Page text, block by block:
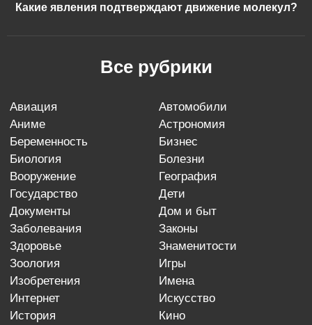
Какие явления подтверждают движение молекул?
Все рубрики
авиация
автомобили
аниме
астрономия
беременность
бизнес
биология
болезни
вооружение
география
государство
дети
документы
дом и быт
заболевания
законы
здоровье
знаменитости
зоология
игры
изобретения
имена
интернет
искусство
история
кино